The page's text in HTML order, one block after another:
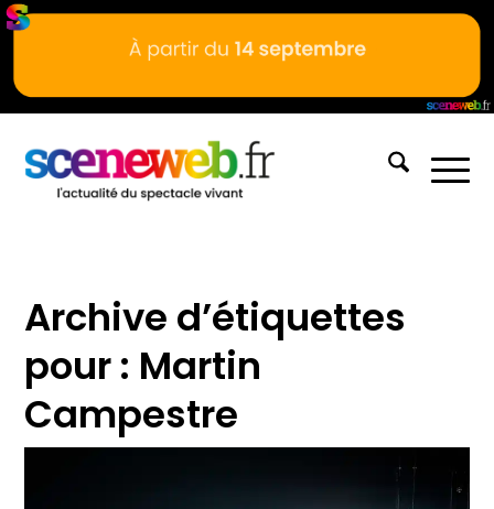
Archive d’étiquettes
pour : Martin
Campestre